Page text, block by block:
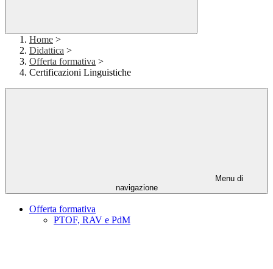
Home >
Didattica >
Offerta formativa >
Certificazioni Linguistiche
Menu di
navigazione
Offerta formativa
PTOF, RAV e PdM